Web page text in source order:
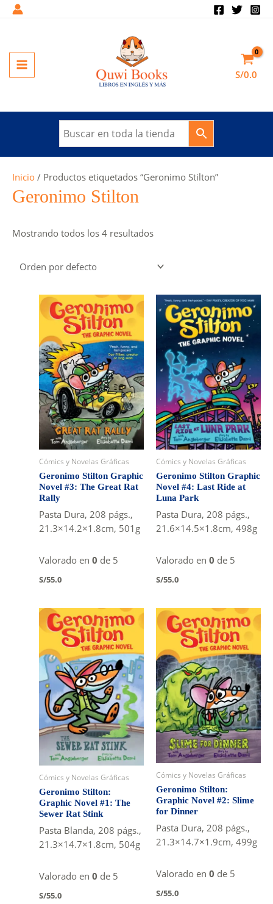
MAIN
S/0.0
Inicio / Productos etiquetados “Geronimo Stilton”
Geronimo Stilton
Mostrando todos los 4 resultados
Cómics y Novelas Gráficas
Geronimo Stilton Graphic
Novel #3: The Great Rat
Rally
Pasta Dura, 208 págs.,
21.3×14.2×1.8cm, 501g
Valorado en 0 de 5
S/55.0
Cómics y Novelas Gráficas
Geronimo Stilton Graphic
Novel #4: Last Ride at
Luna Park
Pasta Dura, 208 págs.,
21.6×14.5×1.8cm, 498g
Valorado en 0 de 5
S/55.0
Cómics y Novelas Gráficas
Geronimo Stilton:
Graphic Novel #1: The
Sewer Rat Stink
Pasta Blanda, 208 págs.,
21.3×14.7×1.8cm, 504g
Valorado en 0 de 5
S/55.0
Cómics y Novelas Gráficas
Geronimo Stilton:
Graphic Novel #2: Slime
for Dinner
Pasta Dura, 208 págs.,
21.3×14.7×1.9cm, 499g
Valorado en 0 de 5
S/55.0